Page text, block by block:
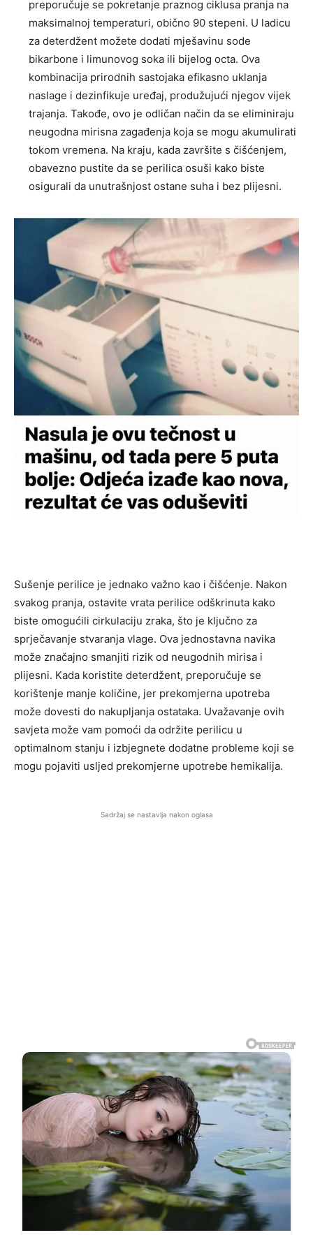
preporučuje se pokretanje praznog ciklusa pranja na
maksimalnoj temperaturi, obično 90 stepeni. U ladicu
za deterdžent možete dodati mješavinu sode
bikarbone i limunovog soka ili bijelog octa. Ova
kombinacija prirodnih sastojaka efikasno uklanja
naslage i dezinfikuje uređaj, produžujući njegov vijek
trajanja. Takođe, ovo je odličan način da se eliminiraju
neugodna mirisna zagađenja koja se mogu akumulirati
tokom vremena. Na kraju, kada završite s čišćenjem,
obavezno pustite da se perilica osuši kako biste
osigurali da unutrašnjost ostane suha i bez plijesni.
Sušenje perilice je jednako važno kao i čišćenje. Nakon
svakog pranja, ostavite vrata perilice odškrinuta kako
biste omogućili cirkulaciju zraka, što je ključno za
sprječavanje stvaranja vlage. Ova jednostavna navika
može značajno smanjiti rizik od neugodnih mirisa i
plijesni. Kada koristite deterdžent, preporučuje se
korištenje manje količine, jer prekomjerna upotreba
može dovesti do nakupljanja ostataka. Uvažavanje ovih
savjeta može vam pomoći da održite perilicu u
optimalnom stanju i izbjegnete dodatne probleme koji se
mogu pojaviti usljed prekomjerne upotrebe hemikalija.
Sadržaj se nastavlja nakon oglasa